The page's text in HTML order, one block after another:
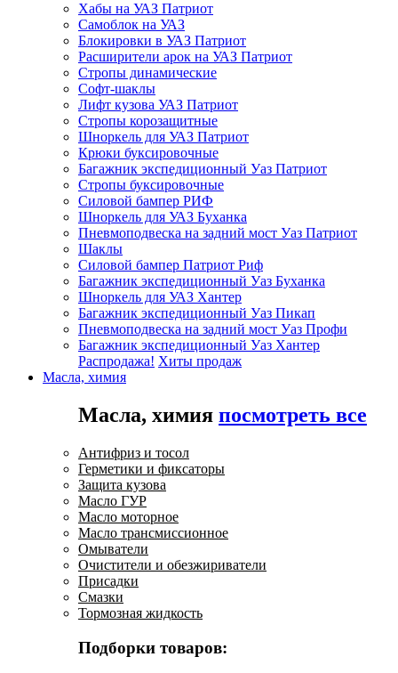
Хабы на УАЗ Патриот
Самоблок на УАЗ
Блокировки в УАЗ Патриот
Расширители арок на УАЗ Патриот
Стропы динамические
Софт-шаклы
Лифт кузова УАЗ Патриот
Стропы корозащитные
Шноркель для УАЗ Патриот
Крюки буксировочные
Багажник экспедиционный Уаз Патриот
Стропы буксировочные
Силовой бампер РИФ
Шноркель для УАЗ Буханка
Пневмоподвеска на задний мост Уаз Патриот
Шаклы
Силовой бампер Патриот Риф
Багажник экспедиционный Уаз Буханка
Шноркель для УАЗ Хантер
Багажник экспедиционный Уаз Пикап
Пневмоподвеска на задний мост Уаз Профи
Багажник экспедиционный Уаз Хантер
Распродажа! Хиты продаж
Масла, химия
Масла, химия посмотреть все
Антифриз и тосол
Герметики и фиксаторы
Защита кузова
Масло ГУР
Масло моторное
Масло трансмиссионное
Омыватели
Очистители и обезжириватели
Присадки
Смазки
Тормозная жидкость
Подборки товаров: